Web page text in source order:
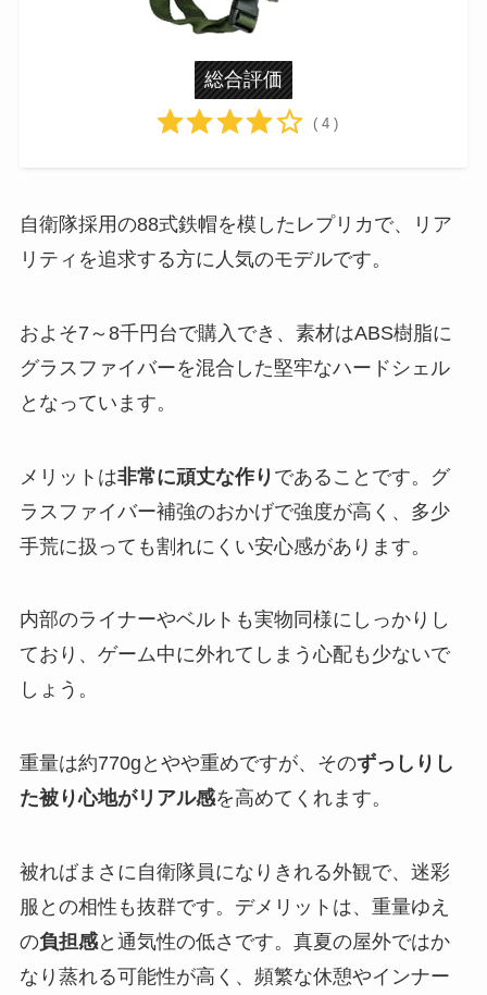
総合評価
( 4 )
自衛隊採用の88式鉄帽を模したレプリカで、リア
リティを追求する方に人気のモデルです​。
およそ7～8千円台で購入でき、素材はABS樹脂に
グラスファイバーを混合した堅牢なハードシェル
となっています​。
メリットは非常に頑丈な作り であることです。グ
ラスファイバー補強のおかげで強度が高く、多少
手荒に扱っても割れにくい安心感があります​。
内部のライナーやベルトも実物同様にしっかりし
ており、ゲーム中に外れてしまう心配も少ないで
しょう​。
重量は約770gとやや重めですが、そのずっしりし
た被り心地がリアル感を高めてくれます​。
被ればまさに自衛隊員になりきれる外観で、迷彩
服との相性も抜群です。デメリットは、重量ゆえ
の負担感と通気性の低さです。真夏の屋外ではか
なり蒸れる可能性が高く、頻繁な休憩やインナー